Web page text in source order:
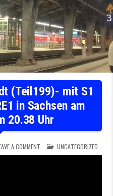
(Teil199)- mit S1
in Sachsen am
20.38 Uhr
A COMMENT ON BHF DRESDEN
POSTED IN
UNCATEGORIZED